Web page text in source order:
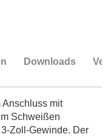
Downloads
mit
Schweißen
Zoll-Gewinde. Der